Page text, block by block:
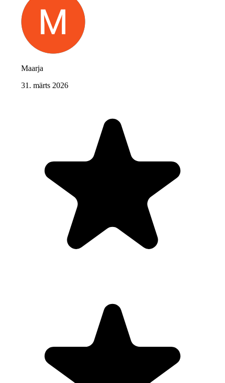
Maarja
31. märts 2026